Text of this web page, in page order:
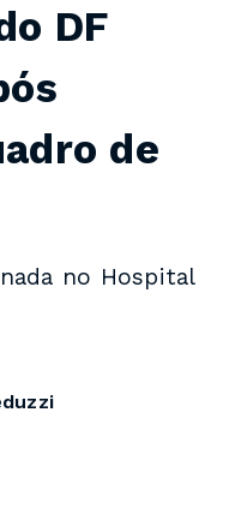
DF
de
no Hospital